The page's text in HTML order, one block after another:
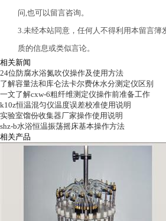
问,也可以留言咨询。
3.未经本站同意，任何人不得利用本留言簿
质的信息或类似言论。
相关新闻
24位防腐水浴氮吹仪操作及使用方法
了解容量法和库仑法卡尔费休水分测定仪区别
一文了解cxw-6粗纤维测定仪操作前准备工作
k10z恒温混匀仪温度误差校准使用说明
实验室馏份收集器厂家操作使用说明
shz-b水浴恒温振荡摇床基本操作方法
相关产品